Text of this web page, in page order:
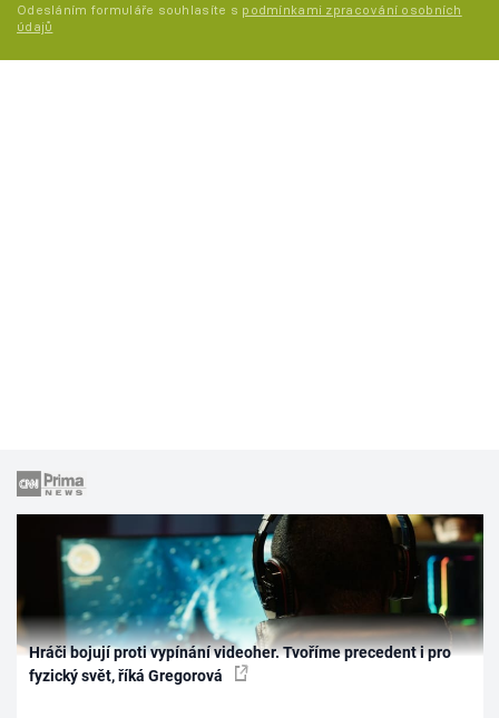
Odesláním formuláře souhlasíte s podmínkami zpracování osobních
údajů
Hráči bojují proti vypínání videoher. Tvoříme precedent i pro
fyzický svět, říká Gregorová